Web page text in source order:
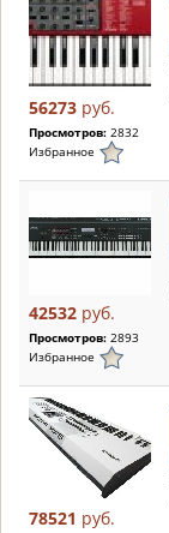
56273 руб.
Просмотров: 2832
Избранное
42532 руб.
Просмотров: 2893
Избранное
78521 руб.